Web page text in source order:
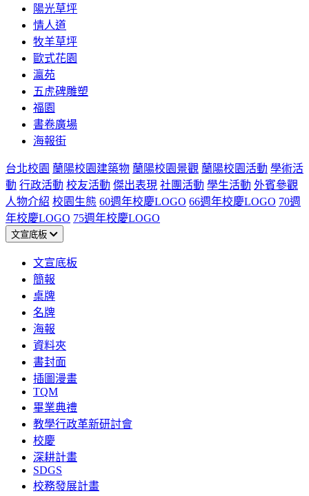
陽光草坪
情人道
牧羊草坪
歐式花園
瀛苑
五虎碑雕塑
福園
書卷廣場
海報街
台北校園 蘭陽校園建築物 蘭陽校園景觀 蘭陽校園活動 學術活
動 行政活動 校友活動 傑出表現 社團活動 學生活動 外賓參觀
人物介紹 校園生態 60週年校慶LOGO 66週年校慶LOGO 70週
年校慶LOGO 75週年校慶LOGO
文宣底板
文宣底板
簡報
桌牌
名牌
海報
資料夾
書封面
插圖漫畫
TQM
畢業典禮
教學行政革新研討會
校慶
深耕計畫
SDGS
校務發展計畫